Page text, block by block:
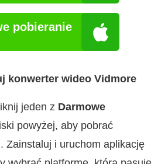
pobieranie
konwerter wideo Vidmore
jeden z Darmowe
powyżej, aby pobrać
Zainstaluj i uruchom aplikację